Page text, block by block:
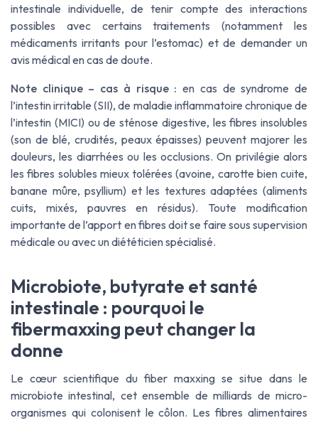
intestinale individuelle, de tenir compte des interactions
possibles avec certains traitements (notamment les
médicaments irritants pour l’estomac) et de demander un
avis médical en cas de doute.
Note clinique – cas à risque : en cas de syndrome de
l’intestin irritable (SII), de maladie inflammatoire chronique de
l’intestin (MICI) ou de sténose digestive, les fibres insolubles
(son de blé, crudités, peaux épaisses) peuvent majorer les
douleurs, les diarrhées ou les occlusions. On privilégie alors
les fibres solubles mieux tolérées (avoine, carotte bien cuite,
banane mûre, psyllium) et les textures adaptées (aliments
cuits, mixés, pauvres en résidus). Toute modification
importante de l’apport en fibres doit se faire sous supervision
médicale ou avec un diététicien spécialisé.
Microbiote, butyrate et santé
intestinale : pourquoi le
fibermaxxing peut changer la
donne
Le cœur scientifique dufiber maxxing se situe dans le
microbiote intestinal, cet ensemble de milliards de micro-
organismes qui colonisent le côlon. Les fibres alimentaires